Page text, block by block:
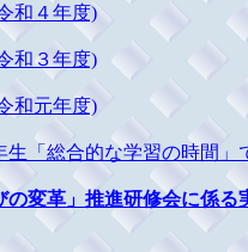
和４年度)
和３年度)
和元年度)
「総合的な学習の時間」
変革」推進研修会に係る